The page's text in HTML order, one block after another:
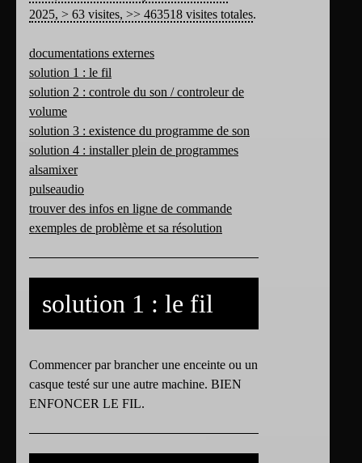
2025, > 63 visites, >> 463518 visites totales.
documentations externes
solution 1 : le fil
solution 2 : controle du son / controleur de
volume
solution 3 : existence du programme de son
solution 4 : installer plein de programmes
alsamixer
pulseaudio
trouver des infos en ligne de commande
exemples de problème et sa résolution
solution 1 : le fil
Commencer par brancher une enceinte ou un
casque testé sur une autre machine. BIEN
ENFONCER LE FIL.